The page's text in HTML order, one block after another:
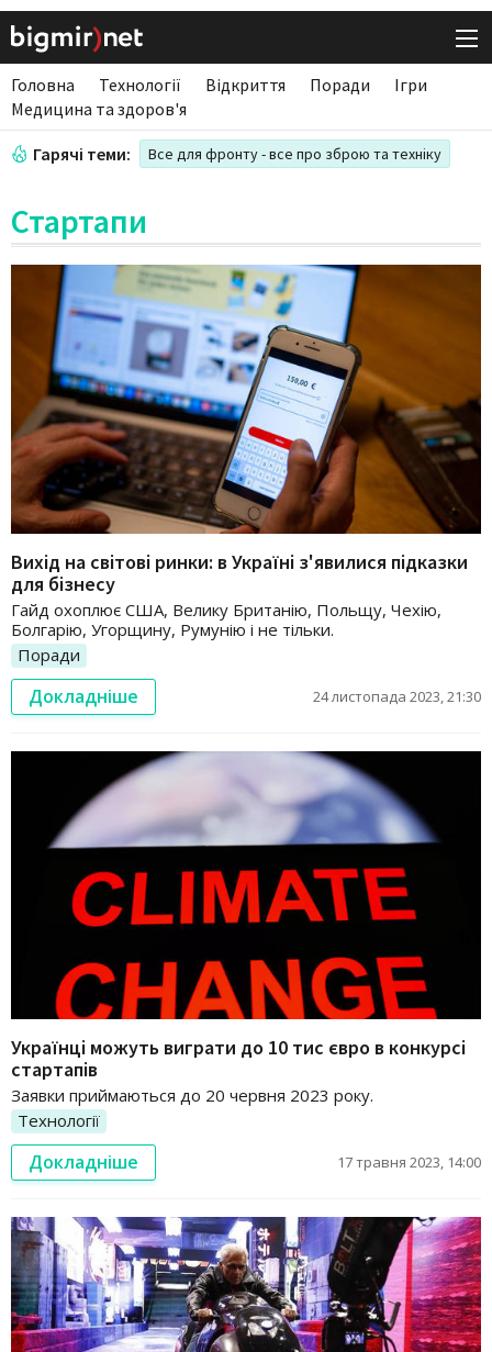
Головна Технології Відкриття Поради
Ігри
Медицина та здоров'я
Гарячі теми: Все для фронту - все про зброю та техніку
Стартапи
Вихід на світові ринки: в Україні з'явилися підказки
для бізнесу
Гайд охоплює США, Велику Британію, Польщу, Чехію,
Болгарію, Угорщину, Румунію і не тільки.
Поради
Докладніше 24 листопада 2023, 21:30
Українці можуть виграти до 10 тис євро в конкурсі
стартапів
Заявки приймаються до 20 червня 2023 року.
Технології
Докладніше 17 травня 2023, 14:00